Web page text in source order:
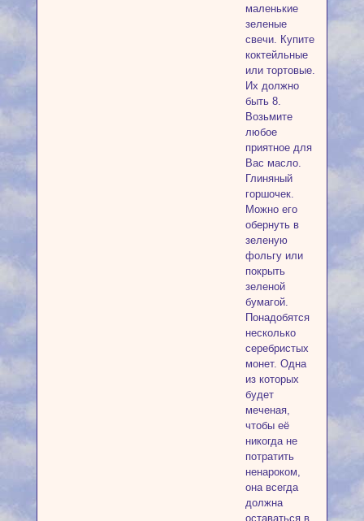
маленькие
зеленые
свечи. Купите
коктейльные
или тортовые.
Их должно
быть 8.
Возьмите
любое
приятное для
Вас масло.
Глиняный
горшочек.
Можно его
обернуть в
зеленую
фольгу или
покрыть
зеленой
бумагой.
Понадобятся
несколько
серебристых
монет. Одна
из которых
будет
меченая,
чтобы её
никогда не
потратить
ненароком,
она всегда
должна
оставаться в